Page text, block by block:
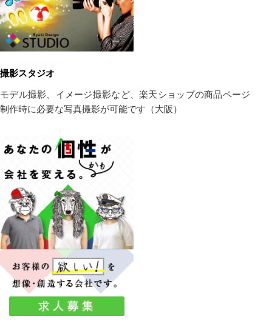
撮影スタジオ
モデル撮影、イメージ撮影など、楽天ショップの商品ページ
制作時に必要な写真撮影が可能です（大阪）